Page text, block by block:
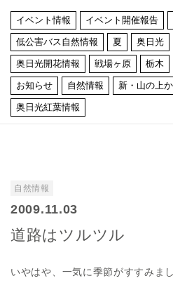
イベント情報 イベント開催報告
低公害バス自然情報 夏 奥日光
奥日光開花情報 戦場ヶ原 栃木
お知らせ 自然情報 新・山の上
奥日光紅葉情報
自然情報
2009.11.03
道路はツルツル
いやはや、一気に季節がすすみま